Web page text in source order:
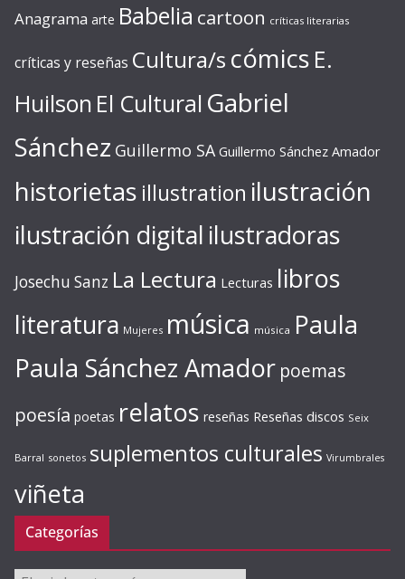
Anagrama arte Babelia cartoon críticas literarias
críticas y reseñas Cultura/s cómics E.
Huilson El Cultural Gabriel
Sánchez Guillermo SA Guillermo Sánchez Amador
historietas illustration ilustración
ilustración digital ilustradoras
Josechu Sanz La Lectura Lecturas libros
literatura Mujeres música música Paula
Paula Sánchez Amador poemas
poesía poetas relatos reseñas Reseñas discos Seix
Barral sonetos suplementos culturales Virumbrales
viñeta
Categorías